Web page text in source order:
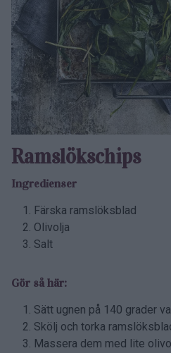
Ramslökschips
Ingredienser
Färska ramslöksblad
Olivolja
Salt
Gör så här:
Sätt ugnen på 140 grader
Skölj och torka
Massera dem med lite